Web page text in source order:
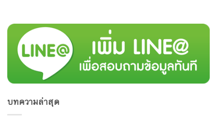
บทความล่าสุด